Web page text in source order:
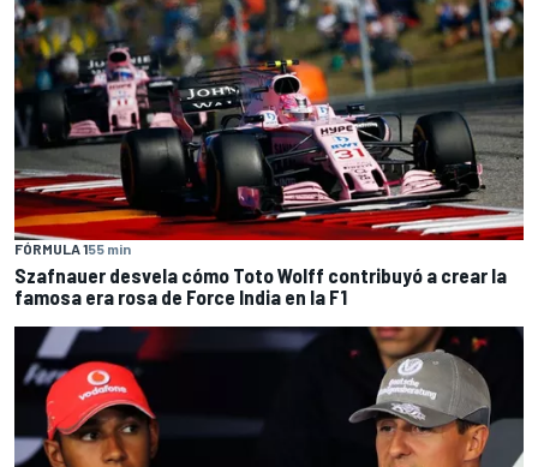
FÓRMULA 155 min
Szafnauer desvela cómo Toto Wolff contribuyó a crear la
famosa era rosa de Force India en la F1